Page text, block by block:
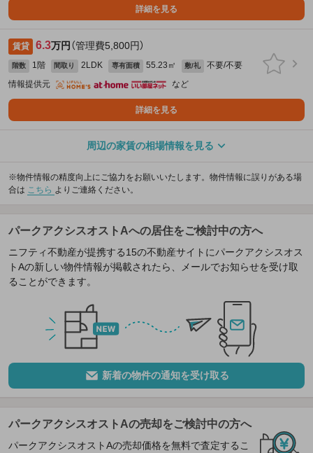
詳細を見る
賃貸 6.3万円 （管理費5,800円）
階数 1階 間取り 2LDK 専有面積 55.23㎡ 敷/礼
不要/不要
情報提供元
など
詳細を見る
周辺の家賃の相場情報を見る
※物件情報の精度向上にご協力をお願いいたします。物件情報に誤りがある場
合は こちら よりご連絡ください。
パークアクシスオストAへの居住をご検討中の方へ
ニフティ不動産が提携する15の不動産サイトにパークアクシスオス
トAの新しい物件情報が掲載されたら、メールでお知らせを受け取
ることができます。
新着の物件の通知を受け取る
パークアクシスオストAの売却をご検討中の方へ
パークアクシスオストAの売却価格を無料で査定するこ